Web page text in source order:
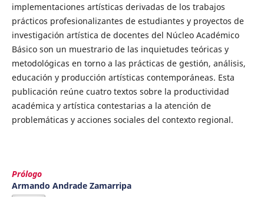
implementaciones artísticas derivadas de los trabajos
prácticos profesionalizantes de estudiantes y proyectos de
investigación artística de docentes del Núcleo Académico
Básico son un muestrario de las inquietudes teóricas y
metodológicas en torno a las prácticas de gestión, análisis,
educación y producción artísticas contemporáneas. Esta
publicación reúne cuatro textos sobre la productividad
académica y artística contestarias a la atención de
problemáticas y acciones sociales del contexto regional.
Prólogo
Armando Andrade Zamarripa